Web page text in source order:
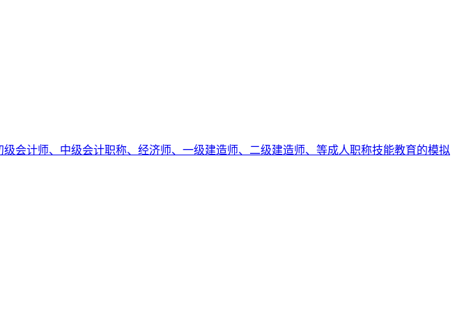
会计师、中级会计职称、经济师、一级建造师、二级建造师、等成人职称技能教育的模拟